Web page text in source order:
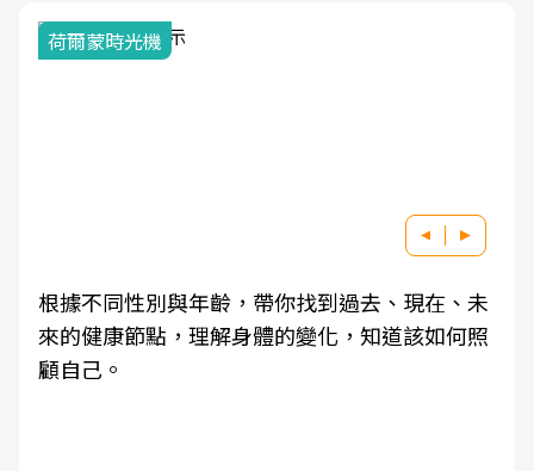
荷爾蒙時光機
根據不同性別與年齡，帶你找到過去、現在、未
來的健康節點，理解身體的變化，知道該如何照
顧自己。